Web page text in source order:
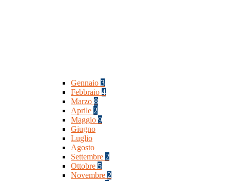
Gennaio 3
Febbraio 4
Marzo 8
Aprile 2
Maggio 9
Giugno
Luglio
Agosto
Settembre 2
Ottobre 5
Novembre 2